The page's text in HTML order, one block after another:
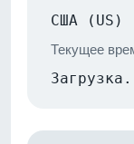
США (US)
Текущее